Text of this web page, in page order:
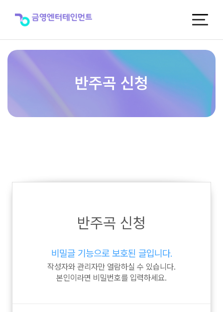
반주곡 신청
반주곡 신청
비밀글 기능으로 보호된 글입니다.
작성자와 관리자만 열람하실 수 있습니다.
본인이라면 비밀번호를 입력하세요.